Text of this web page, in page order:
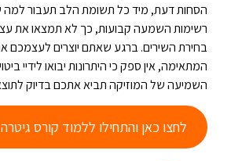
הסחות דעת, מיד כל תשומת הלב תעבור
רשימות השמעה קבועות, כך לא תמצאו את
בחירת השירים. ברגע שאתם יוצרים לעצמכם
המתאימה, אין ספק כי היתרונות יבואו לידיי
השמיעה של המוזיקה תביא אתכם בדיוק
לחצו כאן והתחילו ללמוד קורס